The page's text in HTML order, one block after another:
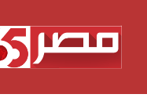
المحتوى